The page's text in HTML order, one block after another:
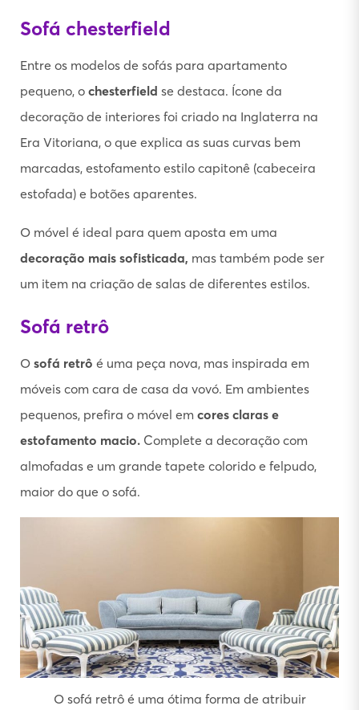
Sofá chesterfield
Entre os modelos de sofás para apartamento
pequeno, o chesterfield se destaca. Ícone da
decoração de interiores foi criado na Inglaterra na
Era Vitoriana, o que explica as suas curvas bem
marcadas, estofamento estilo capitonê (cabeceira
estofada) e botões aparentes.
O móvel é ideal para quem aposta em uma
decoração mais sofisticada, mas também pode ser
um item na criação de salas de diferentes estilos.
Sofá retrô
O sofá retrô é uma peça nova, mas inspirada em
móveis com cara de casa da vovó. Em ambientes
pequenos, prefira o móvel em cores claras e
estofamento macio. Complete a decoração com
almofadas e um grande tapete colorido e felpudo,
maior do que o sofá.
O sofá retrô é uma ótima forma de atribuir